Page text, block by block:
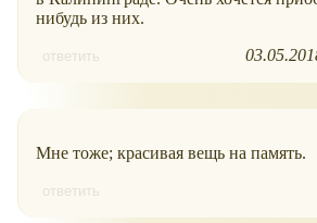
нибудь из них.
ответить
Мне тоже; красивая вещь на память.
ответить